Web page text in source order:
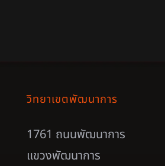
วิทยาเขตพัฒนาการ
1761 ถนนพัฒนาการ
แขวงพัฒนาการ